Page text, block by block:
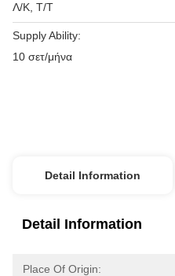
Λ/Κ, Τ/Τ
Supply Ability:
10 σετ/μήνα
Detail Information
Detail Information
Place Of Origin: